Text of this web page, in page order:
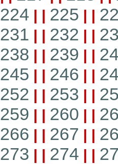
224 | | 225 | |
231 | | 232 | |
238 | | 239 | |
245 | | 246 | |
252 | | 253 | |
259 | | 260 | |
266 | | 267 | |
273 | | 274 | |